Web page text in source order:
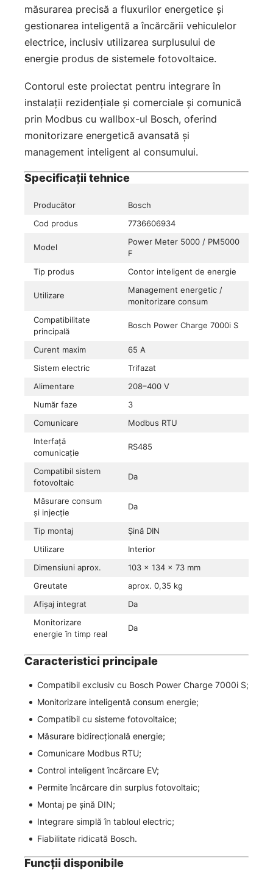
măsurarea precisă a fluxurilor energetice și
gestionarea inteligentă a încărcării vehiculelor
electrice, inclusiv utilizarea surplusului de
energie produs de sistemele fotovoltaice.
Contorul este proiectat pentru integrare în
instalații rezidențiale și comerciale și comunică
prin Modbus cu wallbox-ul Bosch, oferind
monitorizare energetică avansată și
management inteligent al consumului.
Specificații tehnice
Producător
Bosch
Cod produs
7736606934
Model
Power Meter 5000 / PM5000
F
Tip produs
Contor inteligent de energie
Utilizare
Management energetic /
monitorizare consum
Compatibilitate
principală
Bosch Power Charge 7000i S
Curent maxim
65 A
Sistem electric
Trifazat
Alimentare
208–400 V
Număr faze
3
Comunicare
Modbus RTU
Interfață
comunicație
RS485
Compatibil sistem
fotovoltaic
Da
Măsurare consum
și injecție
Da
Tip montaj
Șină DIN
Utilizare
Interior
Dimensiuni aprox.
103 × 134 × 73 mm
Greutate
aprox. 0,35 kg
Afișaj integrat
Da
Monitorizare
energie în timp real
Da
Caracteristici principale
Compatibil exclusiv cu Bosch Power Charge 7000i S;
Monitorizare inteligentă consum energie;
Compatibil cu sisteme fotovoltaice;
Măsurare bidirecțională energie;
Comunicare Modbus RTU;
Control inteligent încărcare EV;
Permite încărcare din surplus fotovoltaic;
Montaj pe șină DIN;
Integrare simplă în tabloul electric;
Fiabilitate ridicată Bosch.
Funcții disponibile